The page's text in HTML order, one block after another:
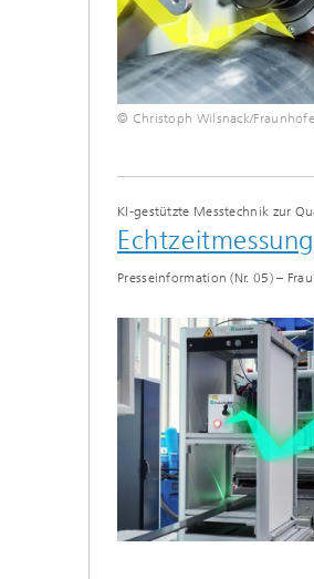
© Christoph Wilsnack/
KI-gestützte Messtechnik zur
Presseinformation (Nr. 05) –